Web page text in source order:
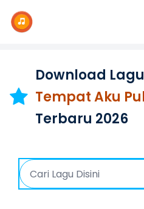
K-Pop
Download Lagu
Tempat Aku
Terbaru 2026